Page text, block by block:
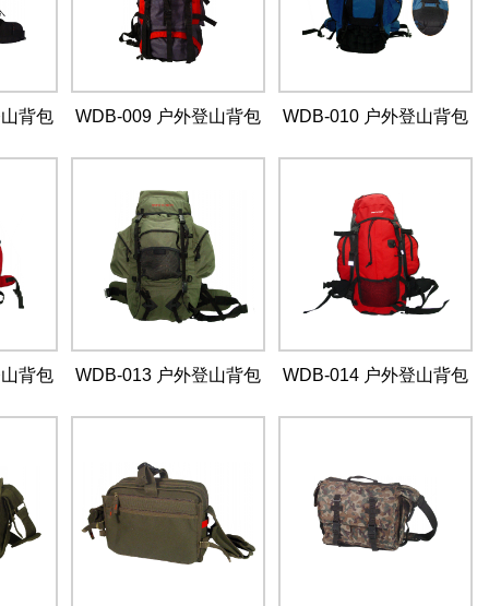
背包 WDB-009 户外登山背包 WDB-010 户外登山背包
背包 WDB-013 户外登山背包 WDB-014 户外登山背包